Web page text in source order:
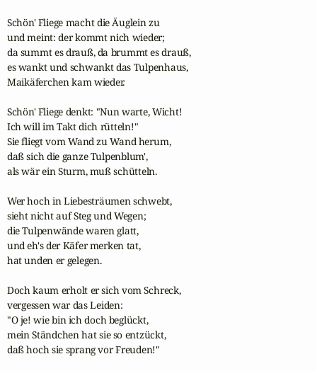
Schön' Fliege macht die Äuglein zu
und meint: der kommt nich wieder;
da summt es drauß, da brummt es drauß,
es wankt und schwankt das Tulpenhaus,
Maikäferchen kam wieder.
Schön' Fliege denkt: "Nun warte, Wicht!
Ich will im Takt dich rütteln!"
Sie fliegt vom Wand zu Wand herum,
daß sich die ganze Tulpenblum',
als wär ein Sturm, muß schütteln.
Wer hoch in Liebesträumen schwebt,
sieht nicht auf Steg und Wegen;
die Tulpenwände waren glatt,
und eh's der Käfer merken tat,
hat unden er gelegen.
Doch kaum erholt er sich vom Schreck,
vergessen war das Leiden:
"O je! wie bin ich doch beglückt,
mein Ständchen hat sie so entzückt,
daß hoch sie sprang vor Freuden!"